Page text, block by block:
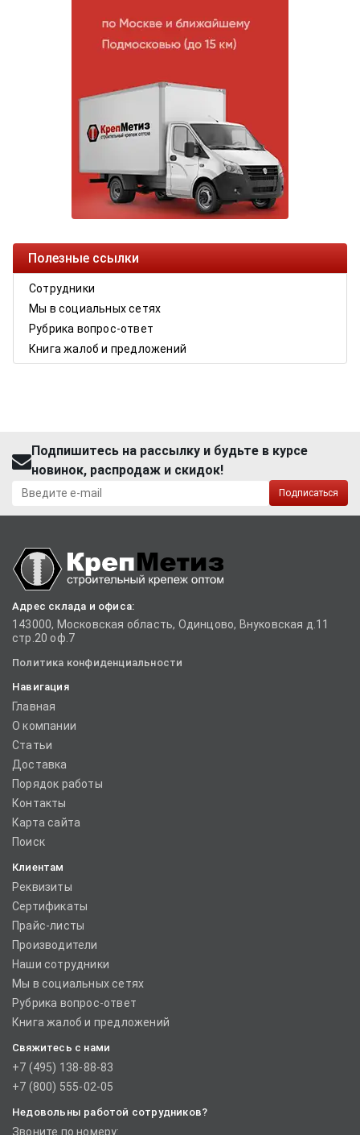
Полезные ссылки
Сотрудники
Мы в социальных сетях
Рубрика вопрос-ответ
Книга жалоб и предложений
Подпишитесь на рассылку и будьте в курсе
новинок, распродаж и скидок!
Подписаться
Адрес склада и офиса:
143000, Московская область, Одинцово, Внуковская д.11
стр.20 оф.7
Политика конфиденциальности
Навигация
Главная
О компании
Статьи
Доставка
Порядок работы
Контакты
Карта сайта
Поиск
Клиентам
Реквизиты
Сертификаты
Прайс-листы
Производители
Наши сотрудники
Мы в социальных сетях
Рубрика вопрос-ответ
Книга жалоб и предложений
Свяжитесь с нами
+7 (495) 138-88-83
+7 (800) 555-02-05
Недовольны работой сотрудников?
Звоните по номеру: